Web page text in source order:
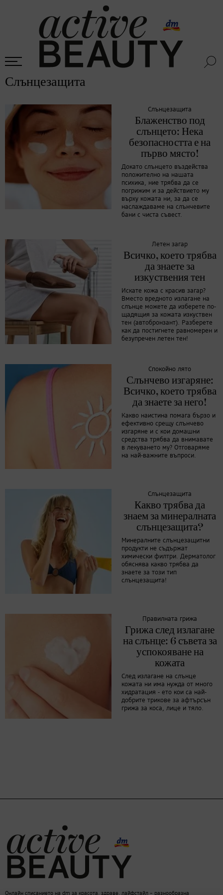
Слънцезащита
Слънцезащита
Блаженство под
слънцето: Нека
безопасността е на
първо място!
Докато слънцето въздейства
положително на нашата
психика, ние трябва да се
погрижим и за действието му
върху кожата ни, за да се
наслаждаваме на слънчевите
бани с чиста съвест.
Летен загар
Всичко, което трябва
да знаете за
изкуствения тен
Искате кожа с красив загар?
Вместо вредното излагане на
слънце можете да изберете по-
щадящия за кожата изкуствен
тен (автобронзант). Разберете
как да постигнете равномерен и
безупречен летен тен!
Спокойно лято
Слънчево изгаряне:
Всичко, което трябва
да знаете за него!
Какво наистина помага бързо и
ефективно срещу слънчево
изгаряне и с кои домашни
средства трябва да внимавате
в лекуването му? Отговаряме
на най-важните въпроси.
Слънцезащита
Какво трябва да
знаем за минералната
слънцезащита?
Минералните слънцезащитни
продукти не съдържат
химически филтри. Дерматолог
обяснява какво трябва да
знаете за този тип
слънцезащита!
Правилната грижа
Грижа след излагане
на слънце: 6 съвета за
успокояване на
кожата
След излагане на слънце
кожата ни има нужда от много
хидратация - ето кои са най-
добрите трикове за афтърсън
грижа за коса, лице и тяло.
Онлайн списанието на dm за красота, здраве, лайфстайл – разнообразна